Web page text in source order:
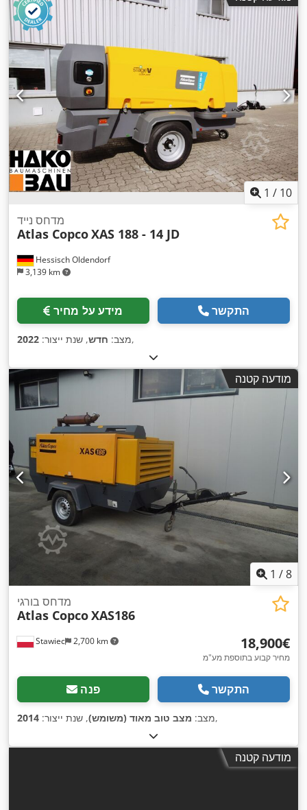
1 / 10
Hessisch Oldendorf
3,139 km
מדחס נייד
Atlas CopcoXAS 188 - 14 JD
מידע על מחיר התקשר
מצב: חדש, שנת ייצור: 2022 ,
מודעה קטנה
1 /8
Stawiec 2,700 km
מדחס בורגי
Atlas CopcoXAS186
‏18,900 ‏€
מחיר קבוע בתוספת מע"מ
פנה התקשר
מצב: מצב טוב מאוד (משומש), שנת ייצור: 2014 ,
מודעה קטנה